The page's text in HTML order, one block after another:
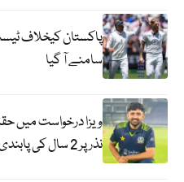
سامنے آ گیا
ویزا درخواست میں
نذر پر 2 سال کی پابندی